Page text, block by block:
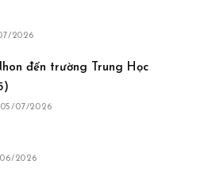
2026
đến trường Trung Học
05/07/2026
2026